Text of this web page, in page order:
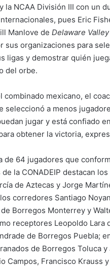
la NCAA División III con un
pues Eric
Manlove de Delaware
sus organizaciones para
ligas y demostrar quién
del orbe.
combinado mexicano, el
seleccionó a menos
jugar y está confiado
obtener la victoria,
de 64 jugadores que
la CONADEIP destacan los
de Aztecas y Jorge
corredores Santiago
Borregos Monterrey y
receptores Leopoldo Lara
de Borregos Puebla;
de Borregos Toluca
Campos, Francisco Krauss